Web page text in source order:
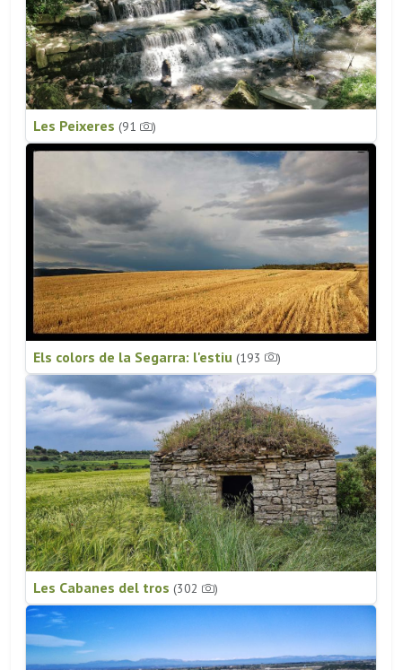
Les Peixeres (91 )
Els colors de la Segarra: l'estiu (193 )
Les Cabanes del tros (302 )